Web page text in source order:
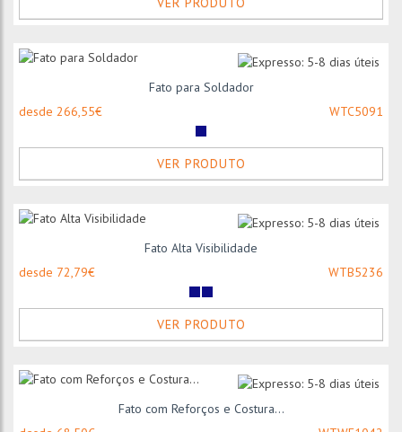
Fato para Soldador
desde 266,55€
WTC5091
VER PRODUTO
Fato Alta Visibilidade
desde 72,79€
WTB5236
VER PRODUTO
Fato com Reforços e Costura...